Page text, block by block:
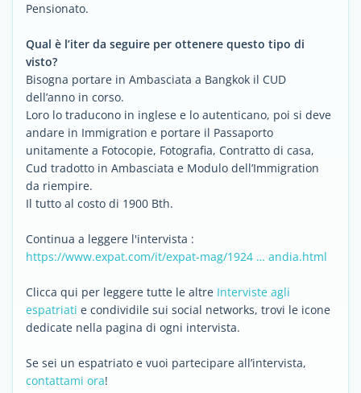
Pensionato.
Qual è l’iter da seguire per ottenere questo tipo di
visto?
Bisogna portare in Ambasciata a Bangkok il CUD
dell’anno in corso.
Loro lo traducono in inglese e lo autenticano, poi si deve
andare in Immigration e portare il Passaporto
unitamente a Fotocopie, Fotografia, Contratto di casa,
Cud tradotto in Ambasciata e Modulo dell’Immigration
da riempire.
Il tutto al costo di 1900 Bth.
Continua a leggere l'intervista :
https://www.expat.com/it/expat-mag/1924 … andia.html
Clicca qui per leggere tutte le altre Interviste agli
espatriati e condividile sui social networks, trovi le icone
dedicate nella pagina di ogni intervista.
Se sei un espatriato e vuoi partecipare all’intervista,
contattami ora!